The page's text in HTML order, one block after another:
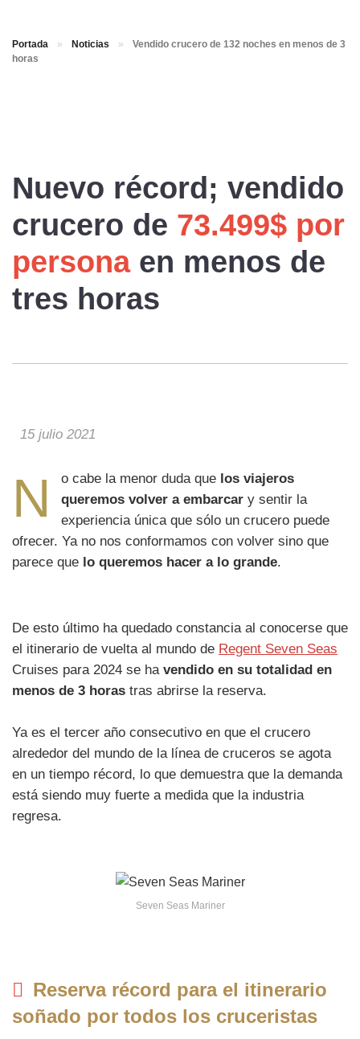
Portada » Noticias »
Vendido crucero de 132 noches en menos de 3
horas
Nuevo récord; vendido
crucero de 73.499$ por
personaen menos de
tres horas
15 julio 2021
N o cabe la menor duda que los viajeros
queremos volver a embarcary sentir la
experiencia única que sólo un crucero puede
ofrecer. Ya no nos conformamos con volver sino que
parece que lo queremos hacer a lo grande.
De esto último ha quedado constancia al conocerse que
el itinerario de vuelta al mundo de Regent Seven Seas
Cruises para 2024 se ha vendido en su totalidad en
menos de 3 horas tras abrirse la reserva.
Ya es el tercer año consecutivo en que el crucero
alrededor del mundo de la línea de cruceros se agota
en un tiempo récord, lo que demuestra que la demanda
está siendo muy fuerte a medida que la industria
regresa.
Seven Seas Mariner
Reserva récord para el itinerario
soñado por todos los cruceristas